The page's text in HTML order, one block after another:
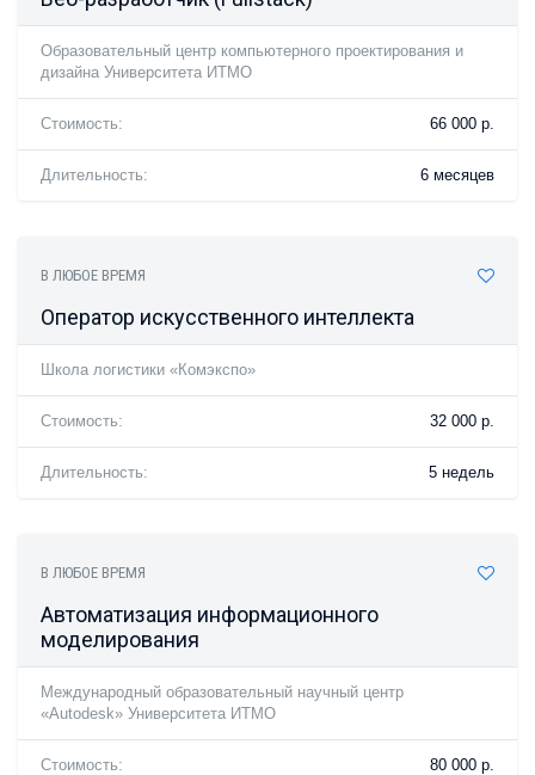
Образовательный центр компьютерного проектирования и
дизайна Университета ИТМО
Стоимость: 66 000 р.
Длительность: 6 месяцев
В ЛЮБОЕ ВРЕМЯ
Оператор искусственного интеллекта
Школа логистики «Комэкспо»
Стоимость: 32 000 р.
Длительность: 5 недель
В ЛЮБОЕ ВРЕМЯ
Автоматизация информационного
моделирования
Международный образовательный научный центр
«Autodesk» Университета ИТМО
Стоимость: 80 000 р.